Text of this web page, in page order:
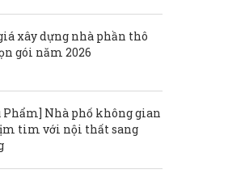
xây dựng nhà phần thô
gói năm 2026
Phẩm] Nhà phố không gian
tim với nội thất sang